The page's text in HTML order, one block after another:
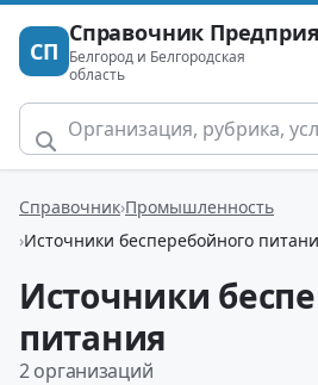
СП
Справочник
Белгород и Белгородская
область
Справочник Промышленность
Источники бесперебойного
Источники
питания
2 организаций